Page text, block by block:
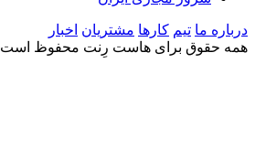
درباره ما تیم کارها مشتریان اخبار
همه حقوق برای هاست رِنت محفوظ است